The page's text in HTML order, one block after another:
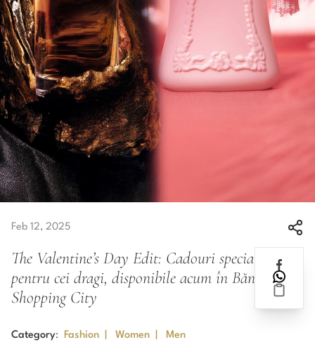
Feb 12, 2025
The Valentine’s Day Edit: Cadouri speciale
pentru cei dragi, disponibile acum în Băneasa
Shopping City
Category: Fashion Women
Men